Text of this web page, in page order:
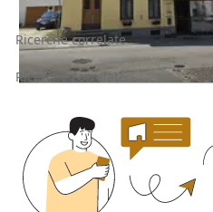
Ricerche correlate
Ricerche correlate